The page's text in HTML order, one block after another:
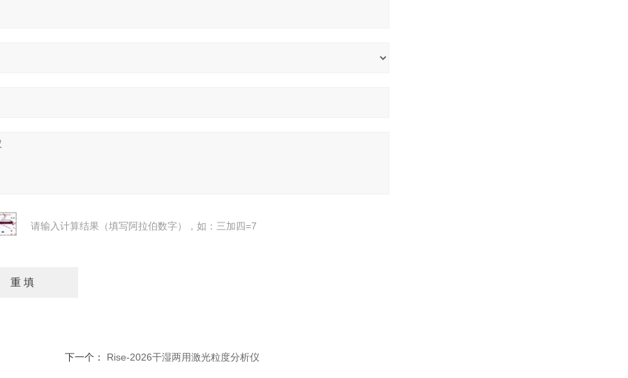
请输入计算结果（填写阿拉伯数字），如：三加四=7
下一个： Rise-2026干湿两用激光粒度分析仪